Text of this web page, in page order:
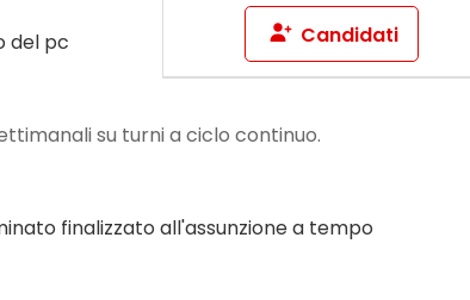
Candidati
del pc
su turni a ciclo continuo.
finalizzato all'assunzione a tempo